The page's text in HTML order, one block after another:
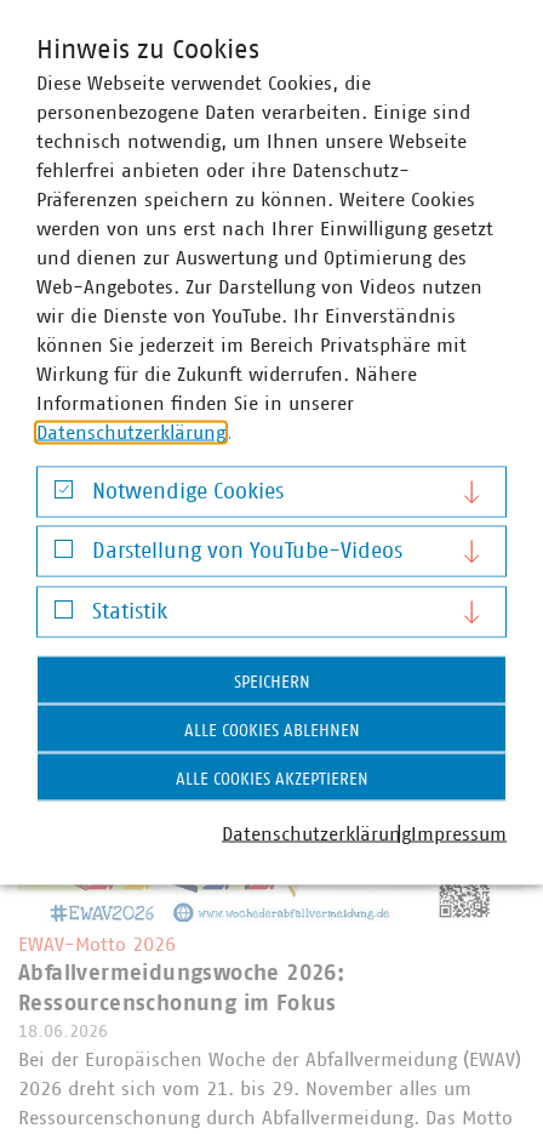
Absprachen können die Schulungsinhalte auf diese Weise
noch besser an die individuellen Bedürfnisse der
Mitarbeitenden angepasst werden. Das Angebot der
individuellen Schulungen ist allerdings limitiert,
weshalb frühzeitige Interessensbekundungen
bevorzugt werden.
Bei Interesse an den Schulungsangeboten wenden Sie
sich gerne an
SchulungenFB.skew@engagement-
global.deoder informieren sich auf der
Website der
SKEW
Schlagworte
Weitere Artikel zum Thema Daseinsvorsorge
EWAV-Motto 2026
Abfallvermeidungswoche 2026:
Ressourcenschonung im Fokus
18.06.2026
Bei der Europäischen Woche der Abfallvermeidung (EWAV)
2026 dreht sich vom 21. bis 29. November alles um
Ressourcenschonung durch Abfallvermeidung. Das Motto
Hinweis zu Cookies
Diese Webseite verwendet Cookies, die
personenbezogene Daten verarbeiten. Einige sind
technisch notwendig, um Ihnen unsere Webseite
fehlerfrei anbieten oder ihre Datenschutz-
Präferenzen speichern zu können. Weitere Cookies
werden von uns erst nach Ihrer Einwilligung gesetzt
und dienen zur Auswertung und Optimierung des
Web-Angebotes. Zur Darstellung von Videos nutzen
wir die Dienste von YouTube. Ihr Einverständnis
können Sie jederzeit im Bereich Privatsphäre mit
Wirkung für die Zukunft widerrufen. Nähere
Informationen finden Sie in unserer
Datenschutzerklärung
Notwendige Cookies
Notwendige Cookies
Darstellung von YouTube-Videos
Darstellung von YouTube-Videos
Statistik
Statistik
SPEICHERN
ALLE COOKIES ABLEHNEN
ALLE COOKIES AKZEPTIEREN
DatenschutzerklärungImpressum